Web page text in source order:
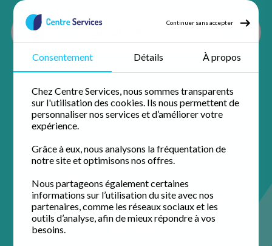
Continuer sans accepter
Consentement Détails À propos
Chez Centre Services, nous sommes transparents
sur l'utilisation des cookies. Ils nous permettent de
personnaliser nos services et d’améliorer votre
expérience.
Grâce à eux, nous analysons la fréquentation de
notre site et optimisons nos offres.
Nous partageons également certaines
informations sur l’utilisation du site avec nos
partenaires, comme les réseaux sociaux et les
outils d’analyse, afin de mieux répondre à vos
besoins.
Votre agence de
services à la personne à
Brest